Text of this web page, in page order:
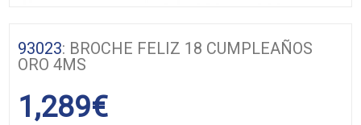
93023: BROCHE FELIZ 18 CUMPLEAÑOS
ORO 4MS
1,289€